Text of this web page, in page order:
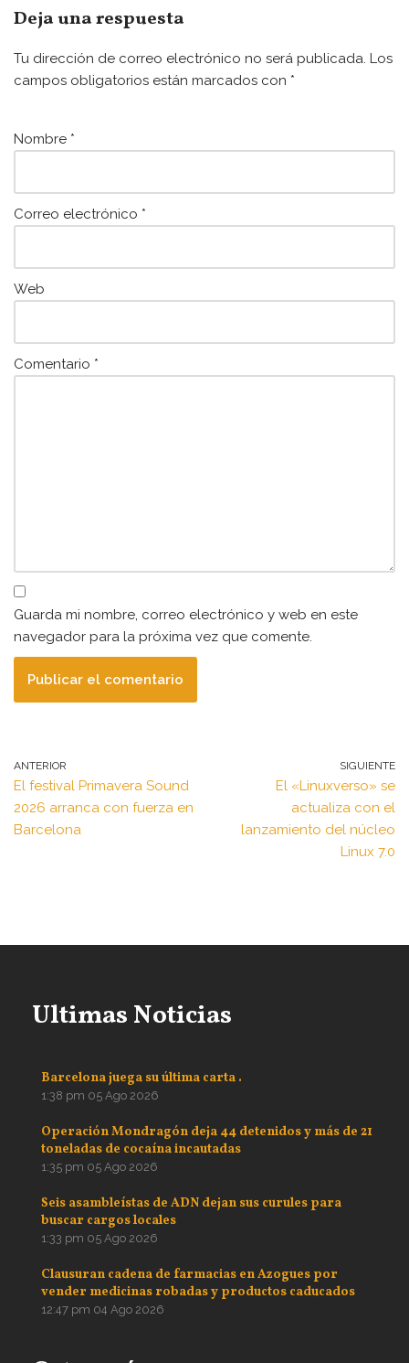
e
b
o
k
er l
s
A
p
Deja una respuesta
Tu dirección de correo electrónico no será publicada. Los
campos obligatorios están marcados con *
Nombre *
Correo electrónico *
Web
Comentario *
Guarda mi nombre, correo electrónico y web en este
navegador para la próxima vez que comente.
ANTERIOR
El festival Primavera Sound
2026 arranca con fuerza en
Barcelona
SIGUIENTE
El «Linuxverso» se
actualiza con el
lanzamiento del núcleo
Linux 7.0
Ultimas Noticias
Barcelona juega su última carta .
1:38 pm 05 Ago 2026
Operación Mondragón deja 44 detenidos y más de 21
toneladas de cocaína incautadas
1:35 pm 05 Ago 2026
Seis asambleístas de ADN dejan sus curules para
buscar cargos locales
1:33 pm 05 Ago 2026
Clausuran cadena de farmacias en Azogues por
vender medicinas robadas y productos caducados
12:47 pm 04 Ago 2026